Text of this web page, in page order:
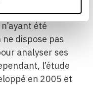
été
dispose pas
analyser ses
l’étude
en 2005 et